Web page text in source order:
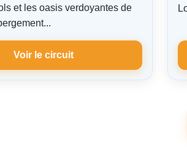
et les oasis verdoyantes de
Voir le circuit